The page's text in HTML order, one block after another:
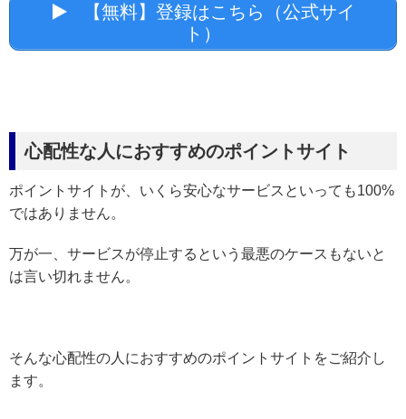
【無料】登録はこちら（公式サイ
ト）
心配性な人におすすめのポイントサイト
ポイントサイトが、いくら安心なサービスといっても100%
ではありません。
万が一、サービスが停止するという最悪のケースもないと
は言い切れません。
そんな心配性の人におすすめのポイントサイトをご紹介し
ます。